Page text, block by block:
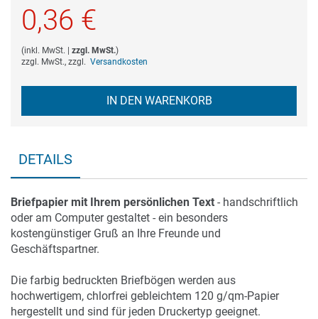
0,36 €
(inkl. MwSt. | zzgl. MwSt.)
zzgl. MwSt., zzgl. Versandkosten
IN DEN WARENKORB
DETAILS
Briefpapier mit Ihrem persönlichen Text - handschriftlich
oder am Computer gestaltet - ein besonders
kostengünstiger Gruß an Ihre Freunde und
Geschäftspartner.
Die farbig bedruckten Briefbögen werden aus
hochwertigem, chlorfrei gebleichtem 120 g/qm-Papier
hergestellt und sind für jeden Druckertyp geeignet.